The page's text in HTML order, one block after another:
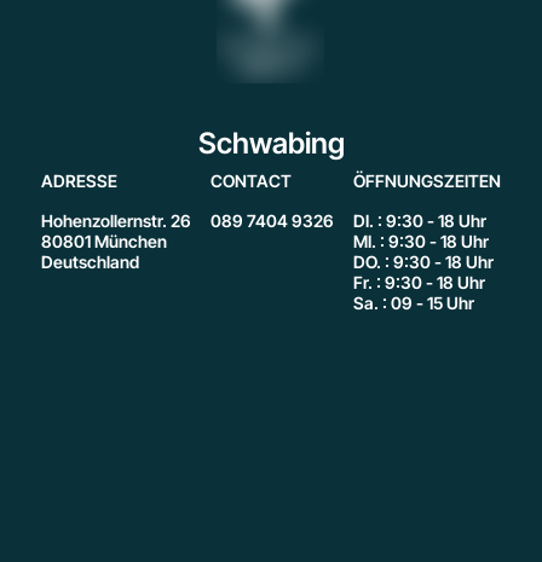
Schwabing
ADRESSE CONTACT
ÖFFNUNGSZEITEN
Hohenzollernstr. 26
80801 München
Deutschland
089 7404 9326
DI. : 9:30 - 18 Uhr
MI. : 9:30 - 18 Uhr
DO. : 9:30 - 18 Uhr
Fr. : 9:30 - 18 Uhr
Sa. : 09 - 15 Uhr